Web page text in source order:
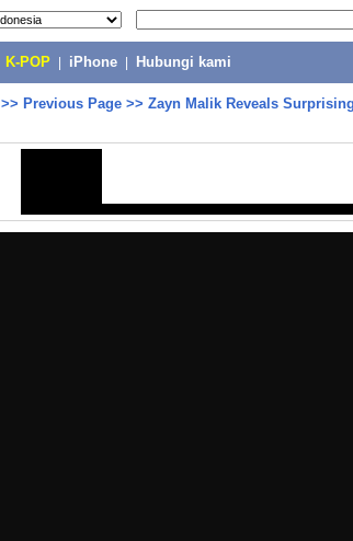
K-POP iPhone Hubungi kami
>> Previous Page >> Zayn Malik Reveals